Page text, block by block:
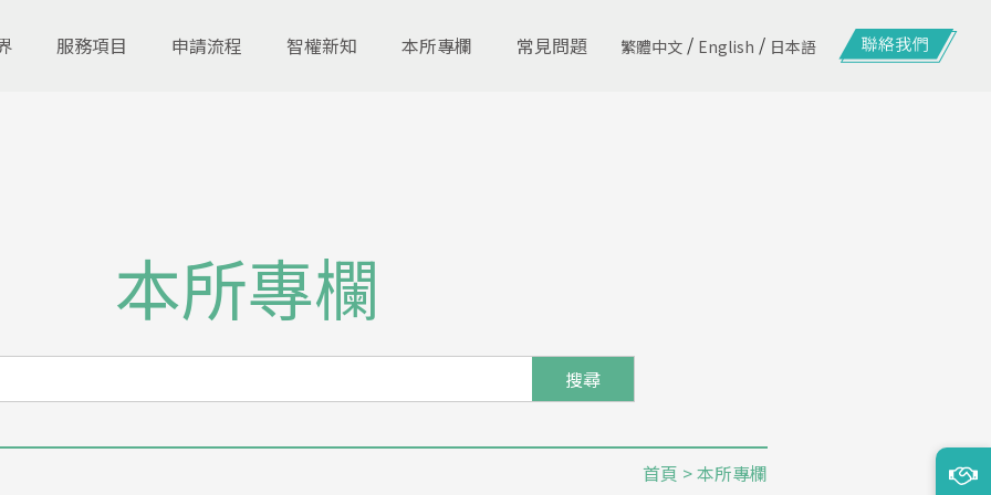
服務項目 申請流程 智權新知 本所專欄 常見問題 繁體中文 / English / 日本語
本所專欄
搜尋
首頁 > 本所專欄